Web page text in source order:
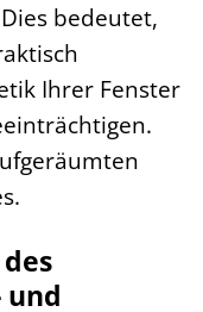
bedeutet,
Ihrer Fenster
und